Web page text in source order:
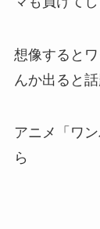
想像すると
んか出ると
アニメ「ワ
ら